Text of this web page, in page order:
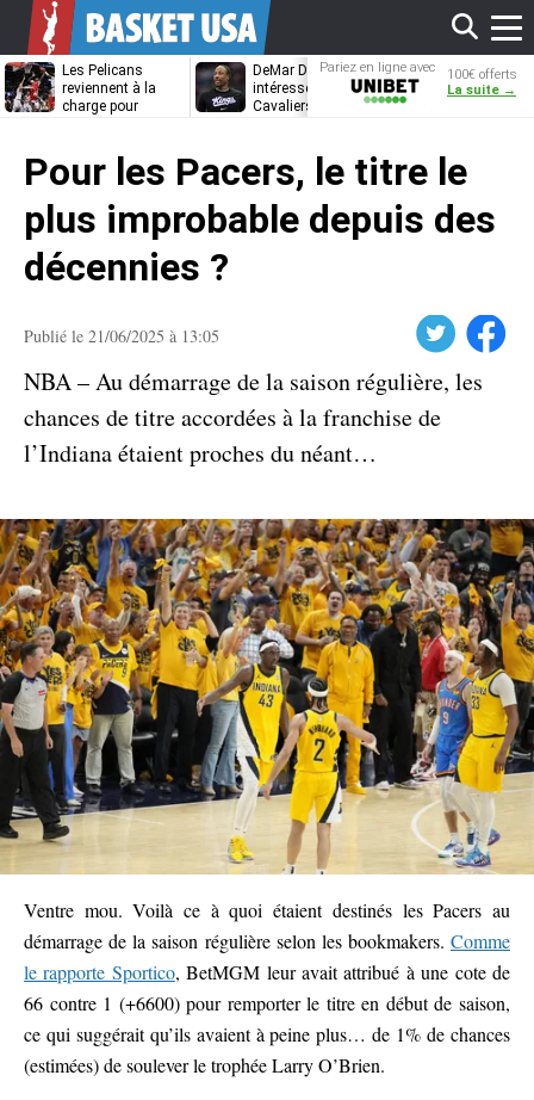
Les Pelicans
reviennent à la
charge pour
DeMar DeRozan
intéresse aussi les
Cavaliers et les
La piste
James
Pariez en ligne avec
Unibet
100€ offerts
La suite →
Pour les Pacers, le titre le
plus improbable depuis des
décennies ?
Publié le 21/06/2025 à 13:05 Facebook
NBA – Au démarrage de la saison régulière, les
chances de titre accordées à la franchise de
l’Indiana étaient proches du néant…
Ventre mou. Voilà ce à quoi étaient destinés les Pacers au
démarrage de la saison régulière selon les bookmakers. Comme
le rapporte Sportico, BetMGM leur avait attribué à une cote de
66 contre 1 (+6600) pour remporter le titre en début de saison,
ce qui suggérait qu’ils avaient à peine plus… de 1% de chances
(estimées) de soulever le trophée Larry O’Brien.